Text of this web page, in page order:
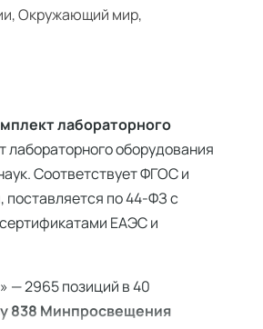
Окружающий мир,
лабораторного
лабораторного оборудования
Соответствует ФГОС и
по 44-ФЗ с
ЕАЭС и
— 2965 позиций в 40
838 Минпросвещения